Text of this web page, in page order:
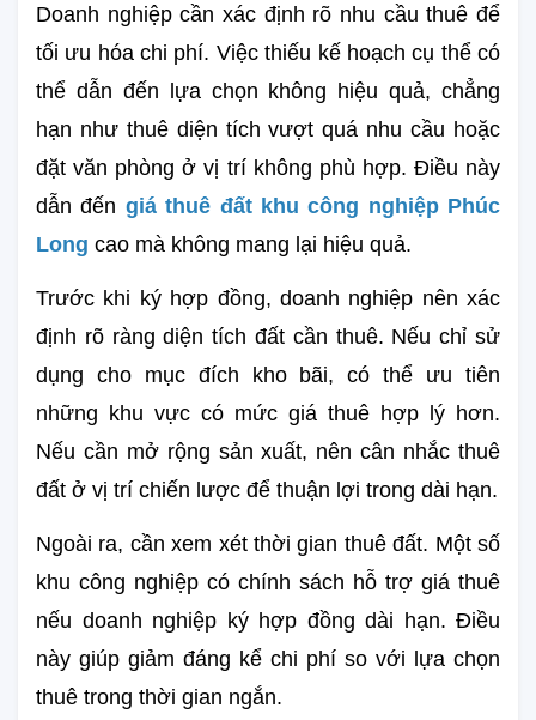
Doanh nghiệp cần xác định rõ nhu cầu thuê để
tối ưu hóa chi phí. Việc thiếu kế hoạch cụ thể có
thể dẫn đến lựa chọn không hiệu quả, chẳng
hạn như thuê diện tích vượt quá nhu cầu hoặc
đặt văn phòng ở vị trí không phù hợp. Điều này
dẫn đến giá thuê đất khu công nghiệp Phúc
Long cao mà không mang lại hiệu quả.
Trước khi ký hợp đồng, doanh nghiệp nên xác
định rõ ràng diện tích đất cần thuê. Nếu chỉ sử
dụng cho mục đích kho bãi, có thể ưu tiên
những khu vực có mức giá thuê hợp lý hơn.
Nếu cần mở rộng sản xuất, nên cân nhắc thuê
đất ở vị trí chiến lược để thuận lợi trong dài hạn.
Ngoài ra, cần xem xét thời gian thuê đất. Một số
khu công nghiệp có chính sách hỗ trợ giá thuê
nếu doanh nghiệp ký hợp đồng dài hạn. Điều
này giúp giảm đáng kể chi phí so với lựa chọn
thuê trong thời gian ngắn.